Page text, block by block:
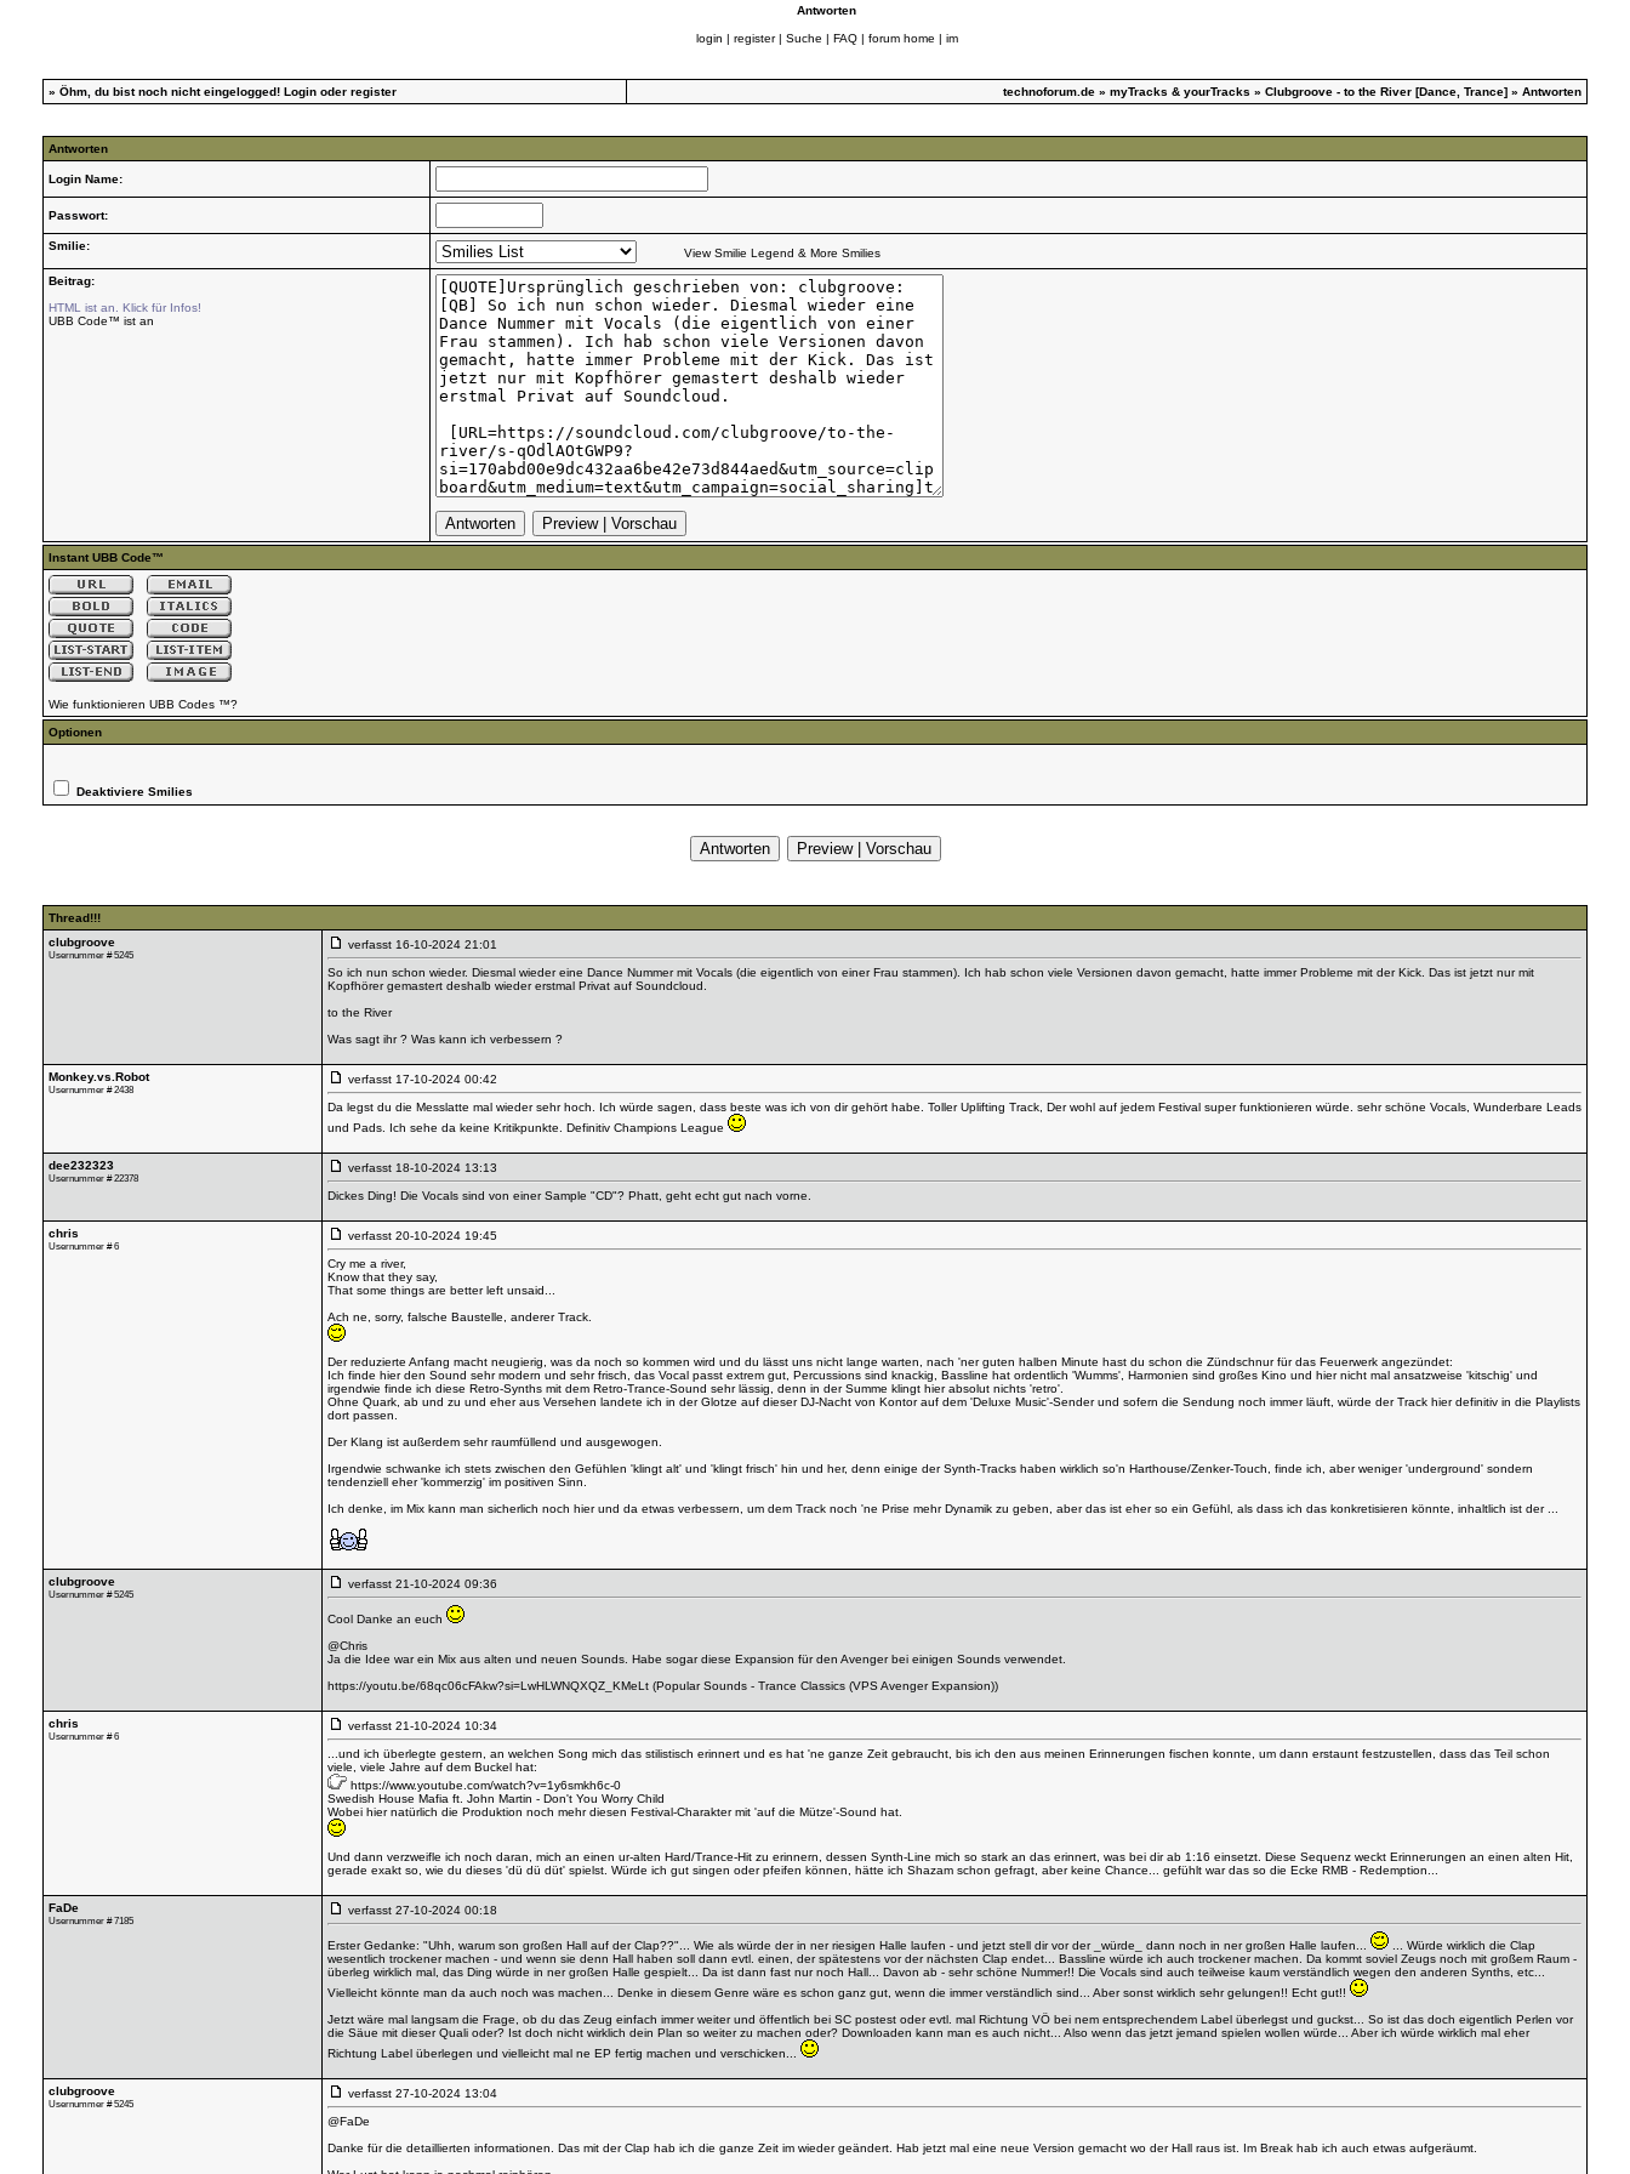
Antworten
login | register | Suche | FAQ| forum home | im
» Öhm, du bist noch nicht eingelogged! Login oder register technoforum.de » myTracks & yourTracks » Clubgroove - to the River [Dance, Trance] » Antworten
Antworten
Login Name:
Passwort:
Smilie:
View Smilie Legend & More Smilies
Beitrag:
HTML ist an. Klick für Infos!
UBB Code™ ist an
Instant UBB Code™
Wie funktionieren UBB Codes ™?
Optionen
Deaktiviere Smilies
Thread!!!
clubgroove
Usernummer # 5245
verfasst 16-10-2024 21:01
So ich nun schon wieder. Diesmal wieder eine Dance Nummer mit Vocals (die eigentlich von einer Frau stammen). Ich hab schon viele Versionen davon gemacht, hatte immer Probleme mit der Kick. Das ist jetzt nur mit
Kopfhörer gemastert deshalb wieder erstmal Privat auf Soundcloud.
to the River
Was sagt ihr ? Was kann ich verbessern ?
Monkey.vs.Robot
Usernummer # 2438
verfasst 17-10-2024 00:42
Da legst du die Messlatte mal wieder sehr hoch. Ich würde sagen, dass beste was ich von dir gehört habe. Toller Uplifting Track, Der wohl auf jedem Festival super funktionieren würde. sehr schöne Vocals, Wunderbare Leads
und Pads. Ich sehe da keine Kritikpunkte. Definitiv Champions League
dee232323
Usernummer # 22378
verfasst 18-10-2024 13:13
Dickes Ding! Die Vocals sind von einer Sample "CD"? Phatt, geht echt gut nach vorne.
chris
Usernummer # 6
verfasst 20-10-2024 19:45
Cry me a river,
Know that they say,
That some things are better left unsaid...
Ach ne, sorry, falsche Baustelle, anderer Track.
Der reduzierte Anfang macht neugierig, was da noch so kommen wird und du lässt uns nicht lange warten, nach 'ner guten halben Minute hast du schon die Zündschnur für das Feuerwerk angezündet:
Ich finde hier den Sound sehr modern und sehr frisch, das Vocal passt extrem gut, Percussions sind knackig, Bassline hat ordentlich 'Wumms', Harmonien sind großes Kino und hier nicht mal ansatzweise 'kitschig' und
irgendwie finde ich diese Retro-Synths mit dem Retro-Trance-Sound sehr lässig, denn in der Summe klingt hier absolut nichts 'retro'.
Ohne Quark, ab und zu und eher aus Versehen landete ich in der Glotze auf dieser DJ-Nacht von Kontor auf dem 'Deluxe Music'-Sender und sofern die Sendung noch immer läuft, würde der Track hier definitiv in die Playlists
dort passen.
Der Klang ist außerdem sehr raumfüllend und ausgewogen.
Irgendwie schwanke ich stets zwischen den Gefühlen 'klingt alt' und 'klingt frisch' hin und her, denn einige der Synth-Tracks haben wirklich so'n Harthouse/Zenker-Touch, finde ich, aber weniger 'underground' sondern
tendenziell eher 'kommerzig' im positiven Sinn.
Ich denke, im Mix kann man sicherlich noch hier und da etwas verbessern, um dem Track noch 'ne Prise mehr Dynamik zu geben, aber das ist eher so ein Gefühl, als dass ich das konkretisieren könnte, inhaltlich ist der ...
clubgroove
Usernummer # 5245
verfasst 21-10-2024 09:36
Cool Danke an euch
@Chris
Ja die Idee war ein Mix aus alten und neuen Sounds. Habe sogar diese Expansion für den Avenger bei einigen Sounds verwendet.
https://youtu.be/68qc06cFAkw?si=LwHLWNQXQZ_KMeLt (Popular Sounds - Trance Classics (VPS Avenger Expansion))
chris
Usernummer # 6
verfasst 21-10-2024 10:34
...und ich überlegte gestern, an welchen Song mich das stilistisch erinnert und es hat 'ne ganze Zeit gebraucht, bis ich den aus meinen Erinnerungen fischen konnte, um dann erstaunt festzustellen, dass das Teil schon
viele, viele Jahre auf dem Buckel hat:
https://www.youtube.com/watch?v=1y6smkh6c-0
Swedish House Mafia ft. John Martin - Don't You Worry Child
Wobei hier natürlich die Produktion noch mehr diesen Festival-Charakter mit 'auf die Mütze'-Sound hat.
Und dann verzweifle ich noch daran, mich an einen ur-alten Hard/Trance-Hit zu erinnern, dessen Synth-Line mich so stark an das erinnert, was bei dir ab 1:16 einsetzt. Diese Sequenz weckt Erinnerungen an einen alten Hit,
gerade exakt so, wie du dieses 'dü dü düt' spielst. Würde ich gut singen oder pfeifen können, hätte ich Shazam schon gefragt, aber keine Chance... gefühlt war das so die Ecke RMB - Redemption...
FaDe
Usernummer # 7185
verfasst 27-10-2024 00:18
Erster Gedanke: "Uhh, warum son großen Hall auf der Clap??"... Wie als würde der in ner riesigen Halle laufen - und jetzt stell dir vor der _würde_ dann noch in ner großen Halle laufen...
... Würde wirklich die Clap
wesentlich trockener machen - und wenn sie denn Hall haben soll dann evtl. einen, der spätestens vor der nächsten Clap endet... Bassline würde ich auch trockener machen. Da kommt soviel Zeugs noch mit großem Raum -
überleg wirklich mal, das Ding würde in ner großen Halle gespielt... Da ist dann fast nur noch Hall... Davon ab - sehr schöne Nummer!! Die Vocals sind auch teilweise kaum verständlich wegen den anderen Synths, etc...
Vielleicht könnte man da auch noch was machen... Denke in diesem Genre wäre es schon ganz gut, wenn die immer verständlich sind... Aber sonst wirklich sehr gelungen!! Echt gut!!
Jetzt wäre mal langsam die Frage, ob du das Zeug einfach immer weiter und öffentlich bei SC postest oder evtl. mal Richtung VÖ bei nem entsprechendem Label überlegst und guckst... So ist das doch eigentlich Perlen vor
die Säue mit dieser Quali oder? Ist doch nicht wirklich dein Plan so weiter zu machen oder? Downloaden kann man es auch nicht... Also wenn das jetzt jemand spielen wollen würde... Aber ich würde wirklich mal eher
Richtung Label überlegen und vielleicht mal ne EP fertig machen und verschicken...
clubgroove
Usernummer # 5245
verfasst 27-10-2024 13:04
@FaDe
Danke für die detaillierten informationen. Das mit der Clap hab ich die ganze Zeit im wieder geändert. Hab jetzt mal eine neue Version gemacht wo der Hall raus ist. Im Break hab ich auch etwas aufgeräumt.